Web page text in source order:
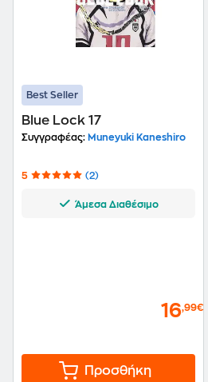
Best Seller
Blue Lock 17
Συγγραφέας: Muneyuki Kaneshiro
5 (2)
Άμεσα Διαθέσιμο
16,99€
Προσθήκη